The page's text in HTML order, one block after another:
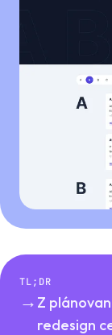
TL;DR
→ Z
redesign